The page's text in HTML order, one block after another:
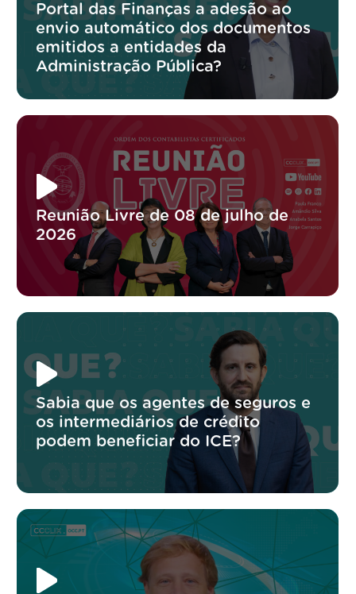
Portal das Finanças a adesão ao
envio automático dos documentos
emitidos a entidades da
Administração Pública?
Reunião Livre de 08 de julho de
2026
Sabia que os agentes de seguros e
os intermediários de crédito
podem beneficiar do ICE?